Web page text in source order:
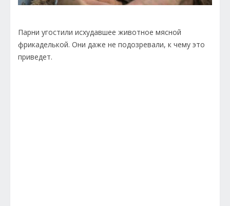
Парни угостили исхудавшее животное мясной
фрикаделькой. Они даже не подозревали, к чему это
приведет.